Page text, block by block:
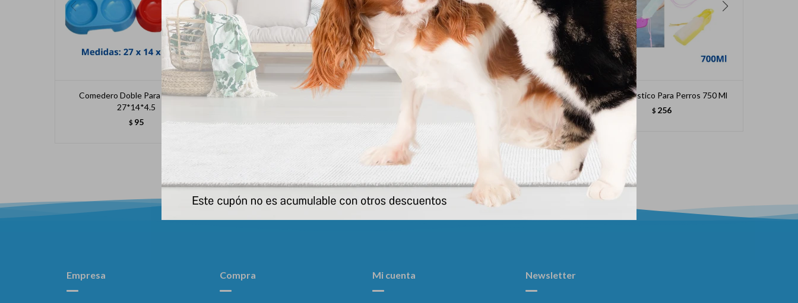
Comedero Doble Para Mascota
27*14*4.5
$ 95
Comedero Metalico Color Pequeño Comedero Acero Inoxidable Nº2 Boltella Plastico Para Perros 750 Ml
$ 256
Empresa Compra Mi cuenta Newsletter